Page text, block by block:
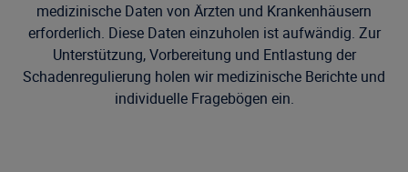
medizinische Daten von Ärzten und Krankenhäusern
erforderlich. Diese Daten einzuholen ist aufwändig. Zur
Unterstützung, Vorbereitung und Entlastung der
Schadenregulierung holen wir medizinische Berichte und
individuelle Fragebögen ein.